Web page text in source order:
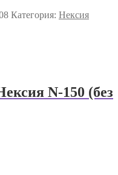
Категория: Нексия
N-150 (без